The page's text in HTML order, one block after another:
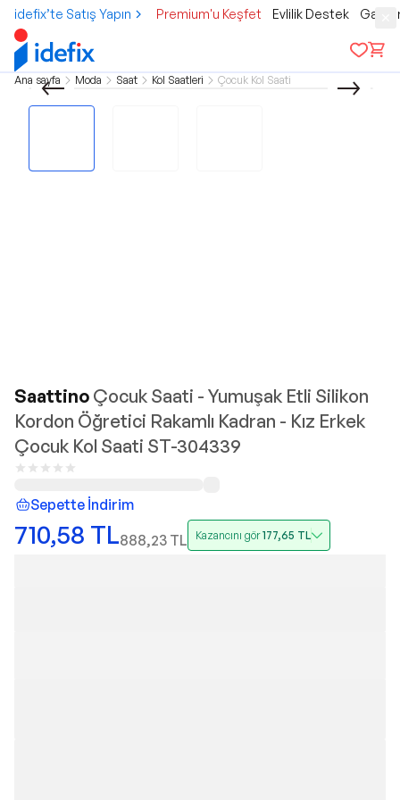
idefix’te Satış Yapın Premium'u Keşfet Evlilik Destek
Ana sayfa Moda Saat Kol Saatleri Çocuk Kol Saati
Saattino Çocuk Saati - Yumuşak Etli Silikon
Kordon Öğretici Rakamlı Kadran - Kız Erkek
Çocuk Kol Saati ST-304339
Sepette İndirim
710,58 TL888,23 TL Kazancını gör177,65 TL